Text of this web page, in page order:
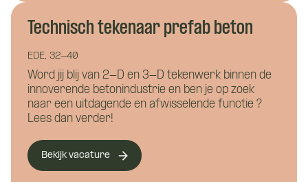
Technisch tekenaar prefab beton
EDE, 32-40
Word jij blij van 2-D en 3-D tekenwerk binnen de
innoverende betonindustrie en ben je op zoek
naar een uitdagende en afwisselende functie ?
Lees dan verder!
Bekijk vacature
Bouwkunde Civiele techniek
Installatietechniek
Hoe kunnen we je helpen?
Vacature:
Werkvoorbereider /
projectleider prefab
Naam*